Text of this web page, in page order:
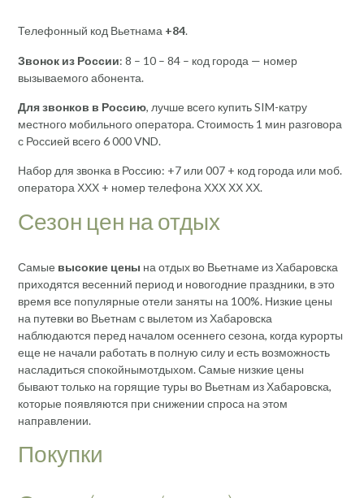
Телефонный код Вьетнама +84.
Звонок из России: 8 – 10 – 84 – код города — номер
вызываемого абонента.
Для звонков в Россию, лучше всего купить SIM-катру
местного мобильного оператора. Стоимость 1 мин разговора
с Россией всего 6 000 VND.
Набор для звонка в Россию: +7 или 007 + код города или моб.
оператора ХХХ + номер телефона ХХХ ХХ ХХ.
Сезон цен на отдых
Самые высокие цены на отдых во Вьетнаме из Хабаровска
приходятся весенний период и новогодние праздники, в это
время все популярные отели заняты на 100%. Низкие цены
на путевки во Вьетнам с вылетом из Хабаровска
наблюдаются перед началом осеннего сезона, когда курорты
еще не начали работать в полную силу и есть возможность
насладиться спокойнымотдыхом. Самые низкие цены
бывают только на горящие туры во Вьетнам из Хабаровска,
которые появляются при снижении спроса на этом
направлении.
Покупки